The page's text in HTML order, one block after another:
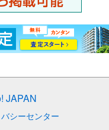
JAPAN
シーセンター